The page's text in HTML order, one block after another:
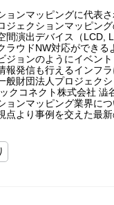
ョンマッピングに代表
ジェクションマッピン
間演出デバイス（LCD,
ラウドNW対応ができる
ジョンのようにイベン
報発信も行えるインフ
般財団法人プロジェク
クコネクト株式会社 澁
ョンマッピング業界に
点より事例を交えた最